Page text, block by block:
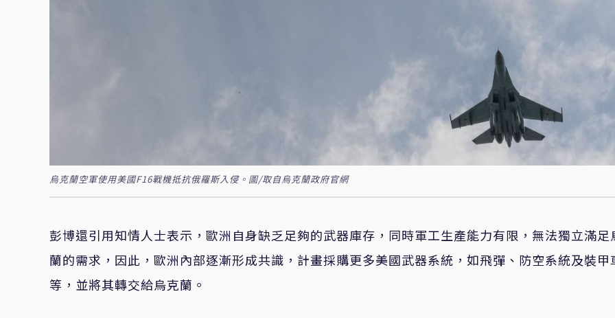
烏克蘭空軍使用美國F16戰機抵抗俄羅斯入侵。圖/取自烏克蘭政府官網
彭博還引用知情人士表示，歐洲自身缺乏足夠的武器庫存，同時軍工生產能力有限，無法獨立滿足
蘭的需求，因此，歐洲內部逐漸形成共識，計畫採購更多美國武器系統，如飛彈、防空系統及裝甲
等，並將其轉交給烏克蘭。